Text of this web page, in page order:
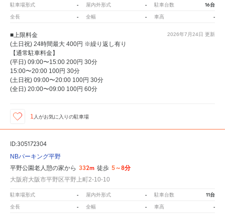
駐車場形式 - 屋内外形式 - 駐車台数 16台
全長 - 全幅 - 車高 -
2026年7月24日 更新
■上限料金
(土日祝) 24時間最大 400円 ※繰り返し有り
【通常駐車料金】
(平日) 09:00〜15:00 200円 30分
15:00〜20:00 100円 30分
(土日祝) 09:00〜20:00 100円 30分
(全日) 20:00〜09:00 100円 60分
1 人がお気に入りの駐車場
ID:305172304
NBパーキング平野
平野公園老人憩の家から 332m 徒歩 5～8分
大阪府大阪市平野区平野上町2-10-10
駐車場形式 - 屋内外形式 - 駐車台数 11台
全長 - 全幅 - 車高 -